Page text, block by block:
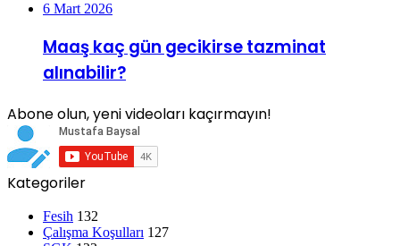
6 Mart 2026
Maaş kaç gün gecikirse tazminat
alınabilir?
Abone olun, yeni videoları kaçırmayın!
Kategoriler
Fesih 132
Çalışma Koşulları 127